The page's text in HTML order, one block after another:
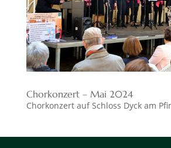
Chorkonzert – Mai 2024
Chorkonzert auf Schloss Dyck am